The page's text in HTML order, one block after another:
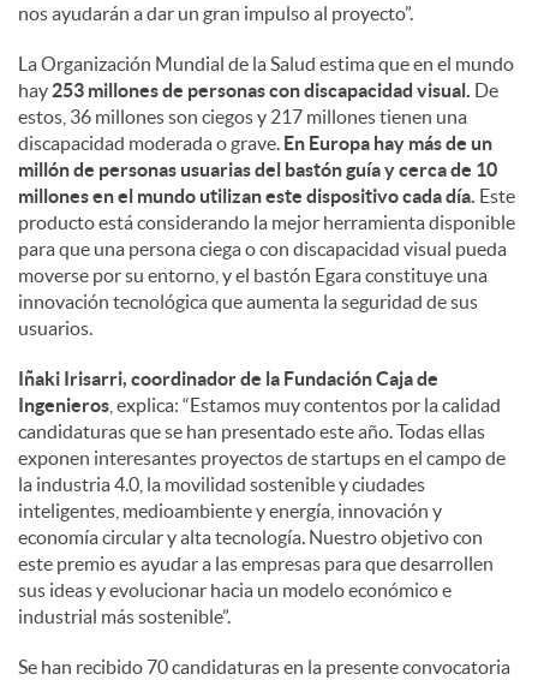
nos ayudarán a dar un gran impulso al proyecto”.
La Organización Mundial de la Salud estima que en el mundo
hay 253 millones de personas con discapacidad visual. De
estos, 36 millones son ciegos y 217 millones tienen una
discapacidad moderada o grave. En Europa hay más de un
millón de personas usuarias del bastón guía y cerca de 10
millones en el mundo utilizan este dispositivo cada día. Este
producto está considerando la mejor herramienta disponible
para que una persona ciega o con discapacidad visual pueda
moverse por su entorno, y el bastón Egara constituye una
innovación tecnológica que aumenta la seguridad de sus
usuarios.
Iñaki Irisarri, coordinador de la Fundación Caja de
Ingenieros , explica: “Estamos muy contentos por la calidad
candidaturas que se han presentado este año. Todas ellas
exponen interesantes proyectos de startups en el campo de
la industria 4.0, la movilidad sostenible y ciudades
inteligentes, medioambiente y energía, innovación y
economía circular y alta tecnología. Nuestro objetivo con
este premio es ayudar a las empresas para que desarrollen
sus ideas y evolucionar hacia un modelo económico e
industrial más sostenible”.
Se han recibido 70 candidaturas en la presente convocatoria